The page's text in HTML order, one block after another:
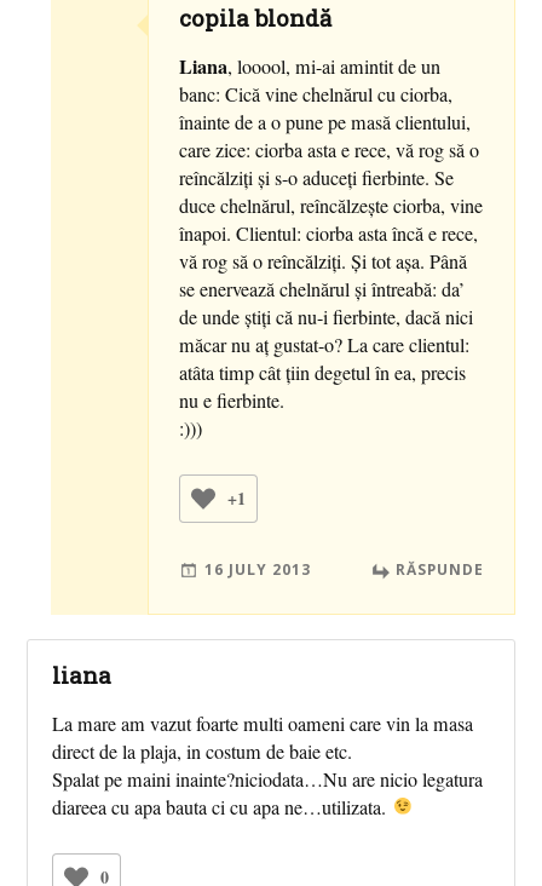
copila blondă
Liana, looool, mi-ai amintit de un
banc: Cică vine chelnărul cu ciorba,
înainte de a o pune pe masă clientului,
care zice: ciorba asta e rece, vă rog să o
reîncălziţi şi s-o aduceţi fierbinte. Se
duce chelnărul, reîncălzeşte ciorba, vine
înapoi. Clientul: ciorba asta încă e rece,
vă rog să o reîncălziţi. Şi tot aşa. Până
se enervează chelnărul şi întreabă: da’
de unde ştiţi că nu-i fierbinte, dacă nici
măcar nu aţ gustat-o? La care clientul:
atâta timp cât ţiin degetul în ea, precis
nu e fierbinte.
:)))
+1
16 JULY 2013 RĂSPUNDE
liana
La mare am vazut foarte multi oameni care vin la masa
direct de la plaja, in costum de baie etc.
Spalat pe maini inainte?niciodata…Nu are nicio legatura
diareea cu apa bauta ci cu apa ne…utilizata.
0